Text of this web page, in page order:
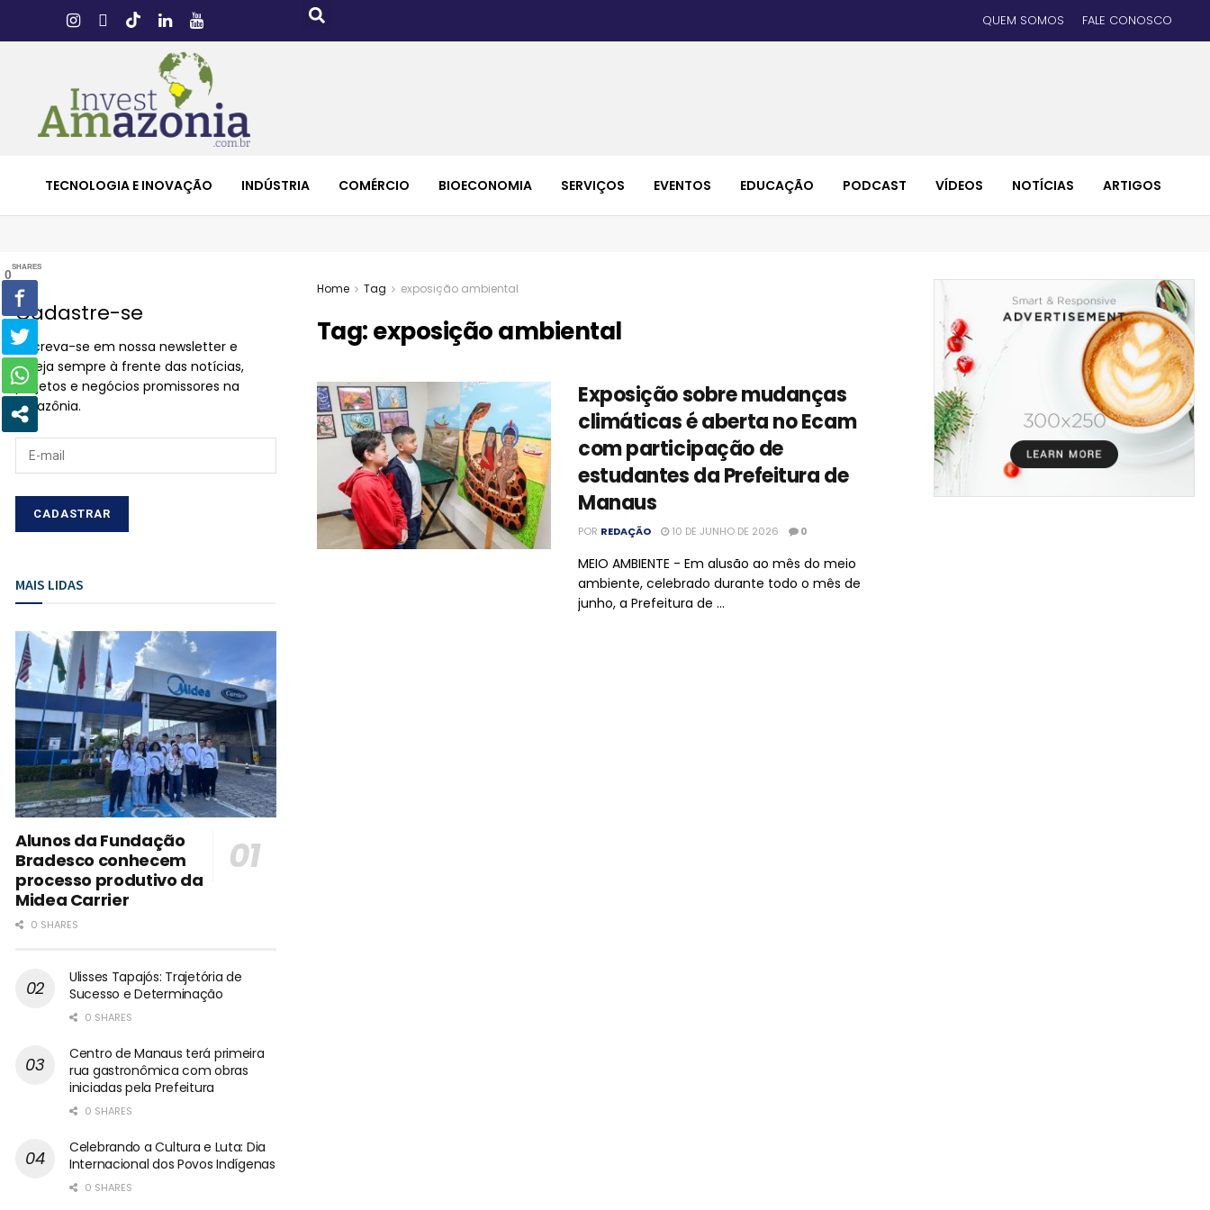
QUEM SOMOS FALE CONOSCO
TECNOLOGIA E INOVAÇÃO INDÚSTRIA COMÉRCIO BIOECONOMIA SERVIÇOS EVENTOS EDUCAÇÃO PODCAST VÍDEOS NOTÍCIAS ARTIGOS
Home Tag exposição ambiental
Tag:exposição ambiental
Exposição sobre mudanças
climáticas é aberta no Ecam
com participação de
estudantes da Prefeitura de
Manaus
POR REDAÇÃO 10 DE JUNHO DE 2026 0
MEIO AMBIENTE - Em alusão ao mês do meio
ambiente, celebrado durante todo o mês de
junho, a Prefeitura de ...
Cadastre-se
Inscreva-se em nossa newsletter e
esteja sempre à frente das notícias,
projetos e negócios promissores na
Amazônia.
MAIS LIDAS
Alunos da Fundação
Bradesco conhecem
processo produtivo da
Midea Carrier
0 SHARES
Ulisses Tapajós: Trajetória de
Sucesso e Determinação
0 SHARES
Centro de Manaus terá primeira
rua gastronômica com obras
iniciadas pela Prefeitura
0 SHARES
Celebrando a Cultura e Luta: Dia
Internacional dos Povos Indígenas
0 SHARES
0
SHARES